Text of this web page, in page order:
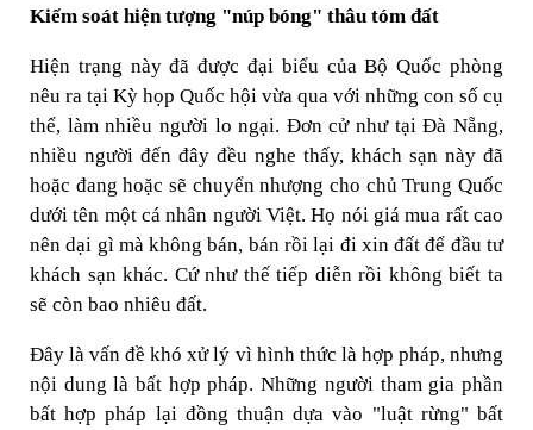
Kiểm soát hiện tượng "núp bóng" thâu tóm đất
Hiện trạng này đã được đại biểu của Bộ Quốc phòng
nêu ra tại Kỳ họp Quốc hội vừa qua với những con số cụ
thể, làm nhiều người lo ngại. Đơn cử như tại Đà Nẵng,
nhiều người đến đây đều nghe thấy, khách sạn này đã
hoặc đang hoặc sẽ chuyển nhượng cho chủ Trung Quốc
dưới tên một cá nhân người Việt. Họ nói giá mua rất cao
nên dại gì mà không bán, bán rồi lại đi xin đất để đầu tư
khách sạn khác. Cứ như thế tiếp diễn rồi không biết ta
sẽ còn bao nhiêu đất.
Đây là vấn đề khó xử lý vì hình thức là hợp pháp, nhưng
nội dung là bất hợp pháp. Những người tham gia phần
bất hợp pháp lại đồng thuận dựa vào "luật rừng" bất